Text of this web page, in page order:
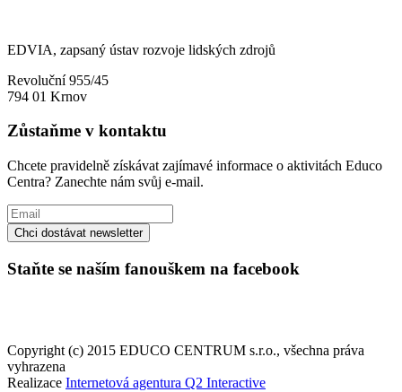
EDVIA, zapsaný ústav rozvoje lidských zdrojů
Revoluční 955/45
794 01 Krnov
Zůstaňme v kontaktu
Chcete pravidelně získávat zajímavé informace o aktivitách Educo
Centra? Zanechte nám svůj e-mail.
Staňte se naším fanouškem na facebook
Copyright (c) 2015 EDUCO CENTRUM s.r.o., všechna práva
vyhrazena
Realizace Internetová agentura Q2 Interactive